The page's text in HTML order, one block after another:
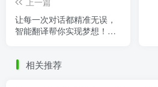
让每一次对话都精准无误，
智能翻译帮你实现梦想！，
相关推荐